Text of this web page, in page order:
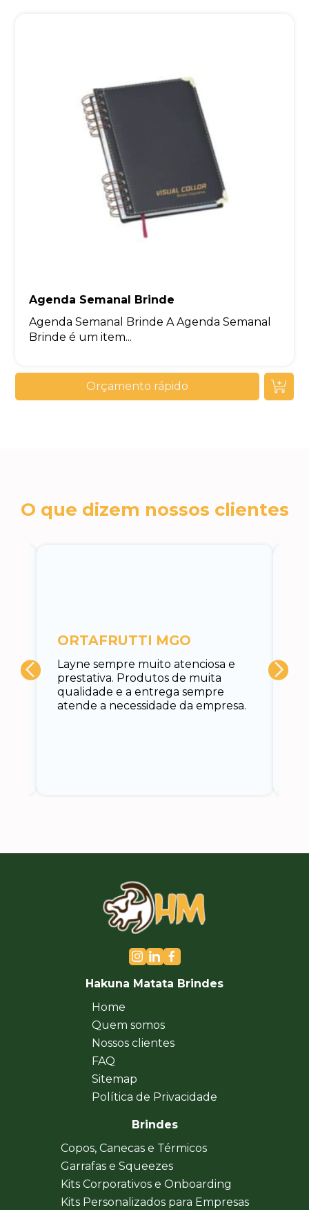
Agenda Semanal Brinde
Agenda Semanal Brinde A Agenda Semanal
Brinde é um item...
Orçamento rápido
O que dizem nossos clientes
Layne sempre muito atenciosa e
prestativa. Produtos de muita
qualidade e a entrega sempre
atende a necessidade da empresa.
ORTAFRUTTI MGO
Hakuna Matata Brindes
Home
Quem somos
Nossos clientes
FAQ
Sitemap
Política de Privacidade
Brindes
Copos, Canecas e Térmicos
Garrafas e Squeezes
Kits Corporativos e Onboarding
Kits Personalizados para Empresas